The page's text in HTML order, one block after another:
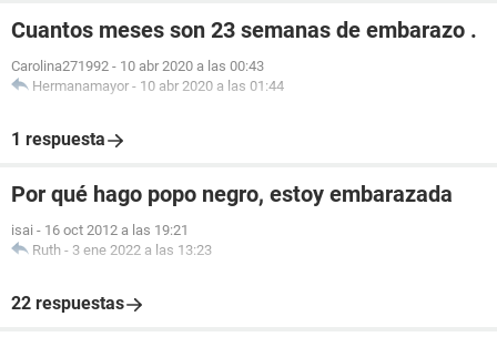
Cuantos meses son 23 semanas de embarazo .
Carolina271992 - 10 abr 2020 a las 00:43
Hermanamayor - 10 abr 2020 a las 01:44
1 respuesta
Por qué hago popo negro, estoy embarazada
isai - 16 oct 2012 a las 19:21
Ruth - 3 ene 2022 a las 13:23
22 respuestas